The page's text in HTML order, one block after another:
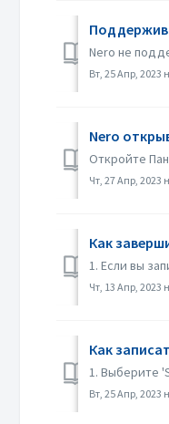
Nero не
Вт, 25 Апр, 2023
Nero
Откройте
Чт, 27 Апр, 2023
Как
1. Если вы
Чт, 13 Апр, 2023
Как
1. Выберите
Вт, 25 Апр, 2023